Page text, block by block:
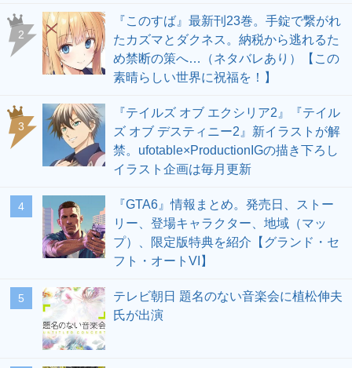
2
『このすば』最新刊23巻。手錠で繋がれ
たカズマとダクネス。納税から逃れるた
め禁断の策へ…（ネタバレあり）【この
素晴らしい世界に祝福を！】
3
『テイルズ オブ エクシリア2』『テイル
ズ オブ デスティニー2』新イラストが解
禁。ufotable×ProductionIGの描き下ろし
イラスト企画は毎月更新
4
『GTA6』情報まとめ。発売日、ストー
リー、登場キャラクター、地域（マッ
プ）、限定版特典を紹介【グランド・セ
フト・オートVI】
5
テレビ朝日 題名のない音楽会に植松伸夫
氏が出演